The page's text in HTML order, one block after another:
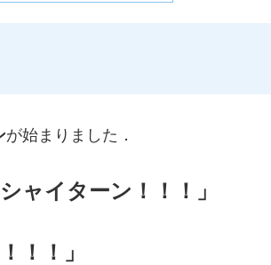
が始まりました．
ャイターン！！！」
！！」